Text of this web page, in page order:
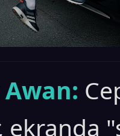
ekranda